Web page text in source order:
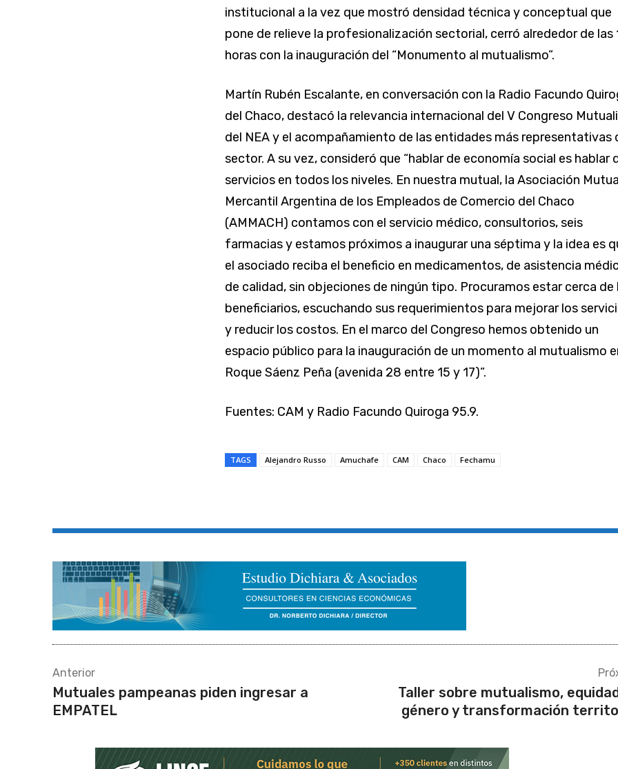
institucional a la vez que mostró densidad técnica y conceptual que
pone de relieve la profesionalización sectorial, cerró alrededor de las
horas con la inauguración del “Monumento al mutualismo”.
Martín Rubén Escalante, en conversación con la Radio Facundo
del Chaco, destacó la relevancia internacional del V Congreso
del NEA y el acompañamiento de las entidades más representativas
sector. A su vez, consideró que “hablar de economía social es hablar
servicios en todos los niveles. En nuestra mutual, la Asociación
Mercantil Argentina de los Empleados de Comercio del Chaco
(AMMACH) contamos con el servicio médico, consultorios, seis
farmacias y estamos próximos a inaugurar una séptima y la idea es
el asociado reciba el beneficio en medicamentos, de asistencia
de calidad, sin objeciones de ningún tipo. Procuramos estar cerca de
beneficiarios, escuchando sus requerimientos para mejorar los
y reducir los costos. En el marco del Congreso hemos obtenido un
espacio público para la inauguración de un momento al mutualismo
Roque Sáenz Peña (avenida 28 entre 15 y 17)”.
Fuentes: CAM y Radio Facundo Quiroga 95.9.
TAGS Alejandro Russo Amuchafe CAM Chaco Fechamu
Anterior
Mutuales pampeanas piden ingresar a
EMPATEL
Taller sobre mutualismo,
género y transformación